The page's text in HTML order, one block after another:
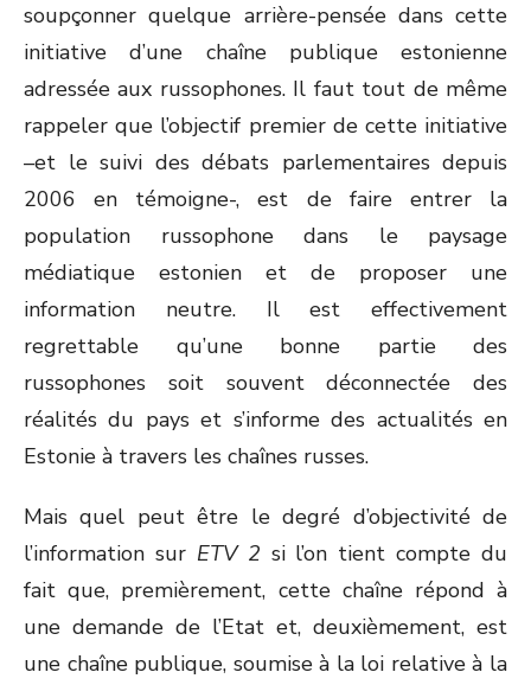
soupçonner quelque arrière-pensée dans cette
initiative d’une chaîne publique estonienne
adressée aux russophones. Il faut tout de même
rappeler que l’objectif premier de cette initiative
–et le suivi des débats parlementaires depuis
2006 en témoigne-, est de faire entrer la
population russophone dans le paysage
médiatique estonien et de proposer une
information neutre. Il est effectivement
regrettable qu’une bonne partie des
russophones soit souvent déconnectée des
réalités du pays et s’informe des actualités en
Estonie à travers les chaînes russes.
Mais quel peut être le degré d’objectivité de
l’information sur ETV 2 si l’on tient compte du
fait que, premièrement, cette chaîne répond à
une demande de l’Etat et, deuxièmement, est
une chaîne publique, soumise à la loi relative à la